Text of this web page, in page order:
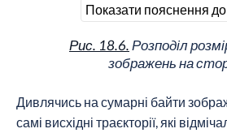
Показати пояснення
Рис. 18.6.Розподіл
зображень на
Дивлячись на сумарні байти
самі висхідні траєкторії, які